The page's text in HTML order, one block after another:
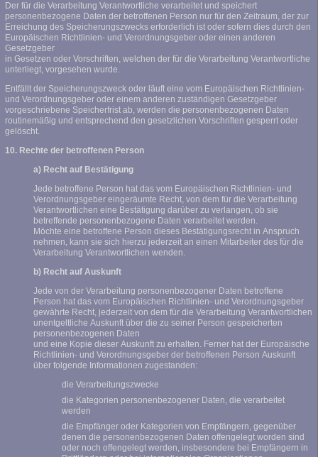
Der für die Verarbeitung Verantwortliche verarbeitet und speichert
personenbezogene Daten der betroffenen Person nur für den Zeitraum, der zur
Erreichung des Speicherungszwecks erforderlich ist oder sofern dies durch den
Europäischen Richtlinien- und Verordnungsgeber oder einen anderen
Gesetzgeber
in Gesetzen oder Vorschriften, welchen der für die Verarbeitung Verantwortliche
unterliegt, vorgesehen wurde.
Entfällt der Speicherungszweck oder läuft eine vom Europäischen Richtlinien-
und Verordnungsgeber oder einem anderen zuständigen Gesetzgeber
vorgeschriebene Speicherfrist ab, werden die personenbezogenen Daten
routinemäßig und entsprechend den gesetzlichen Vorschriften gesperrt oder
gelöscht.
10. Rechte der betroffenen Person
a) Recht auf Bestätigung
Jede betroffene Person hat das vom Europäischen Richtlinien- und
Verordnungsgeber eingeräumte Recht, von dem für die Verarbeitung
Verantwortlichen eine Bestätigung darüber zu verlangen, ob sie
betreffende personenbezogene Daten verarbeitet werden.
Möchte eine betroffene Person dieses Bestätigungsrecht in Anspruch
nehmen, kann sie sich hierzu jederzeit an einen Mitarbeiter des für die
Verarbeitung Verantwortlichen wenden.
b) Recht auf Auskunft
Jede von der Verarbeitung personenbezogener Daten betroffene
Person hat das vom Europäischen Richtlinien- und Verordnungsgeber
gewährte Recht, jederzeit von dem für die Verarbeitung Verantwortlichen
unentgeltliche Auskunft über die zu seiner Person gespeicherten
personenbezogenen Daten
und eine Kopie dieser Auskunft zu erhalten. Ferner hat der Europäische
Richtlinien- und Verordnungsgeber der betroffenen Person Auskunft
über folgende Informationen zugestanden:
die Verarbeitungszwecke
die Kategorien personenbezogener Daten, die verarbeitet
werden
die Empfänger oder Kategorien von Empfängern, gegenüber
denen die personenbezogenen Daten offengelegt worden sind
oder noch offengelegt werden, insbesondere bei Empfängern in